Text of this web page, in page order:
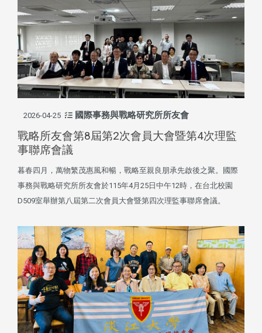
2026-04-25 國際事務與戰略研究所所友會
戰略所友會第8屆第2次會員大會暨第4次理監
事聯席會議
暮春四月，萬物繁茂惠風和暢，戰略至親良朋承先啟後之聚。國際
事務與戰略研究所所友會於115年4月25日中午12時，在台北校園
D509室舉辦第八屆第二次會員大會暨第四次理監事聯席會議。